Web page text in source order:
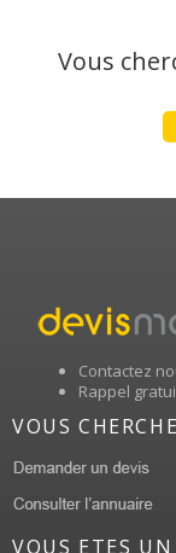
Vous
Contactez
Rappel
VOUS
VOUS ETES UN